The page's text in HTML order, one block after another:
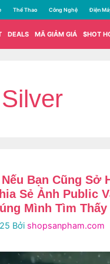
Thể Thao Công Nghệ Điện
DEALS MÃ GIẢM GIÁ $HOT
Bạn Cũng Sở
Sẻ Ảnh Public
Mình Tìm Thấy
Bởi shopsanpham.com